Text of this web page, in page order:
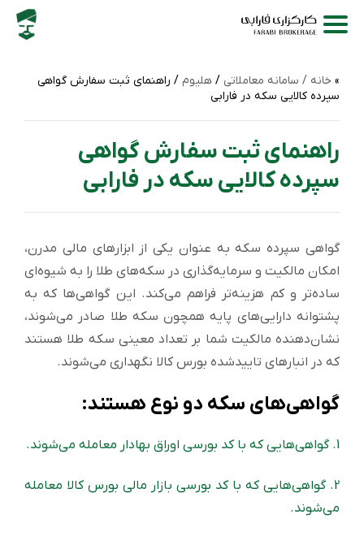
خانه / سامانه‌ معاملاتی / هلیوم / راهنمای ثبت سفارش گواهی
سپرده کالایی سکه در فارابی
راهنمای ثبت سفارش گواهی
سپرده کالایی سکه در فارابی
گواهی سپرده سکه به عنوان یکی از ابزارهای مالی مدرن،
امکان مالکیت و سرمایه‌گذاری در سکه‌های طلا را به شیوه‌ای
ساده‌تر و کم‌ هزینه‌تر فراهم می‌کند. این گواهی‌ها که به
پشتوانه دارایی‌های پایه همچون سکه طلا صادر می‌شوند،
نشان‌دهنده مالکیت شما بر تعداد معینی سکه طلا هستند
که در انبارهای تاییدشده بورس کالا نگهداری می‌شوند.
گواهی‌های سکه دو نوع هستند:
1. گواهی‌هایی که با کد بورسی اوراق بهادار معامله می‌شوند.
2. گواهی‌هایی که با کد بورسی بازار مالی بورس کالا معامله
می‌شوند.